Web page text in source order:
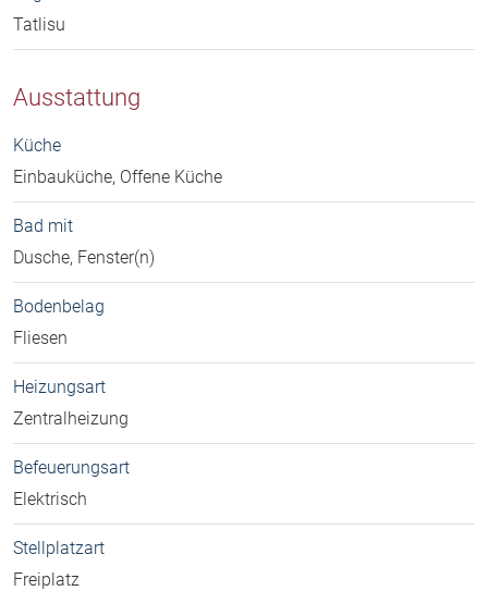
Tatlisu
Ausstattung
Küche
Einbauküche, Offene Küche
Bad mit
Dusche, Fenster(n)
Bodenbelag
Fliesen
Heizungsart
Zentralheizung
Befeuerungsart
Elektrisch
Stellplatzart
Freiplatz